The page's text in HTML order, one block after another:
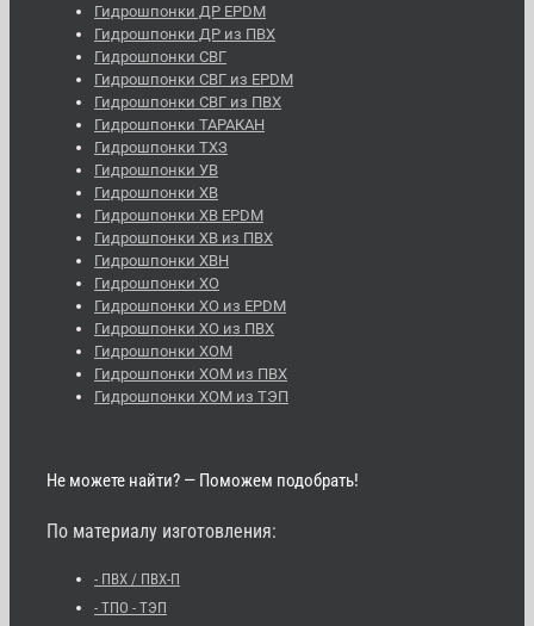
Гидрошпонки ДР EPDM
Гидрошпонки ДР из ПВХ
Гидрошпонки СВГ
Гидрошпонки СВГ из EPDM
Гидрошпонки СВГ из ПВХ
Гидрошпонки ТАРАКАН
Гидрошпонки ТХЗ
Гидрошпонки УВ
Гидрошпонки ХВ
Гидрошпонки ХВ EPDM
Гидрошпонки ХВ из ПВХ
Гидрошпонки ХВН
Гидрошпонки ХО
Гидрошпонки ХО из EPDM
Гидрошпонки ХО из ПВХ
Гидрошпонки ХОМ
Гидрошпонки ХОМ из ПВХ
Гидрошпонки ХОМ из ТЭП
Не можете найти? — Поможем подобрать!
По материалу изготовления:
- ПВХ / ПВХ-П
- ТПО - ТЭП